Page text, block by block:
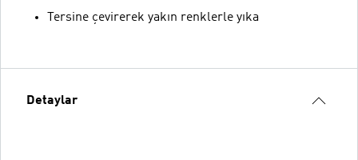
Tersine çevirerek yakın renklerle yıka
Detaylar